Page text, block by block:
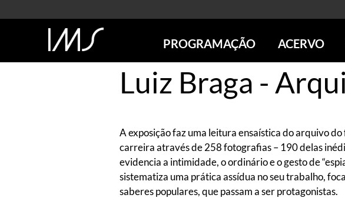
PROGRAMAÇÃO
AGENDA
SÃO PAULO
ONLINE
EXPOSIÇÕES
EM CARTAZ
FUTURAS
ACERVO
PESQUISE NO
SOBRE O ACERVO
LITERATURA
MÚSICA
ARTE
BIBLIOTECA
Luiz Braga -
A exposição faz uma leitura ensaística do arquivo
carreira através de 258 fotografias – 190 delas
evidencia a intimidade, o ordinário e o gesto de
sistematiza uma prática assídua no seu trabalho,
saberes populares, que passam a ser protagonistas.